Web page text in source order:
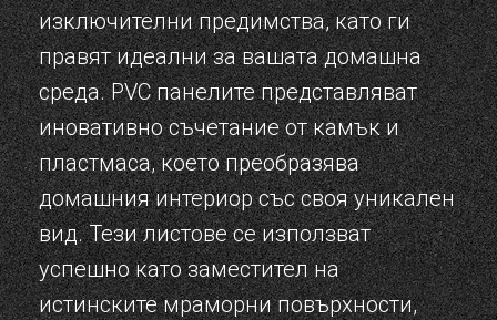
изключителни предимства, като ги
правят идеални за вашата домашна
среда. PVC панелите представляват
иновативно съчетание от камък и
пластмаса, което преобразява
домашния интериор със своя уникален
вид. Тези листове се използват
успешно като заместител на
истинските мраморни повърхности,